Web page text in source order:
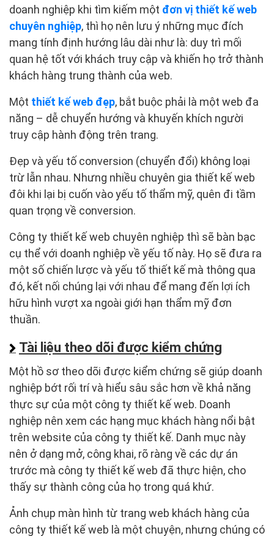
doanh nghiệp khi tìm kiếm một đơn vị thiết kế web
chuyên nghiệp, thì họ nên lưu ý những mục đích
mang tính định hướng lâu dài như là: duy trì mối
quan hệ tốt với khách truy cập và khiến họ trở thành
khách hàng trung thành của web.
Một thiết kế web đẹp, bắt buộc phải là một web đa
năng – dễ chuyển hướng và khuyến khích người
truy cập hành động trên trang.
Đẹp và yếu tố conversion (chuyển đổi) không loại
trừ lẫn nhau. Nhưng nhiều chuyên gia thiết kế web
đôi khi lại bị cuốn vào yếu tố thẩm mỹ, quên đi tầm
quan trọng về conversion.
Công ty thiết kế web chuyên nghiệp thì sẽ bàn bạc
cụ thể với doanh nghiệp về yếu tố này. Họ sẽ đưa ra
một số chiến lược và yếu tố thiết kế mà thông qua
đó, kết nối chúng lại với nhau để mang đến lợi ích
hữu hình vượt xa ngoài giới hạn thẩm mỹ đơn
thuần.
Tài liệu theo dõi được kiểm chứng
Một hồ sơ theo dõi được kiểm chứng sẽ giúp doanh
nghiệp bớt rối trí và hiểu sâu sắc hơn về khả năng
thực sự của một công ty thiết kế web. Doanh
nghiệp nên xem các hạng mục khách hàng nổi bật
trên website của công ty thiết kế. Danh mục này
nên ở dạng mở, công khai, rõ ràng về các dự án
trước mà công ty thiết kế web đã thực hiện, cho
thấy sự thành công của họ trong quá khứ.
Ảnh chụp màn hình từ trang web khách hàng của
công ty thiết kế web là một chuyện, nhưng chúng có